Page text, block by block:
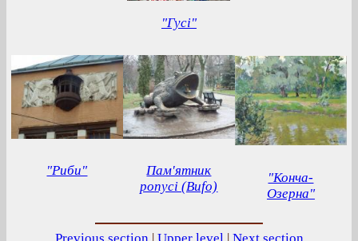
"Гусі"
"Риби"
Пам'ятник
ропусі (Bufo)
"Конча-
Озерна"